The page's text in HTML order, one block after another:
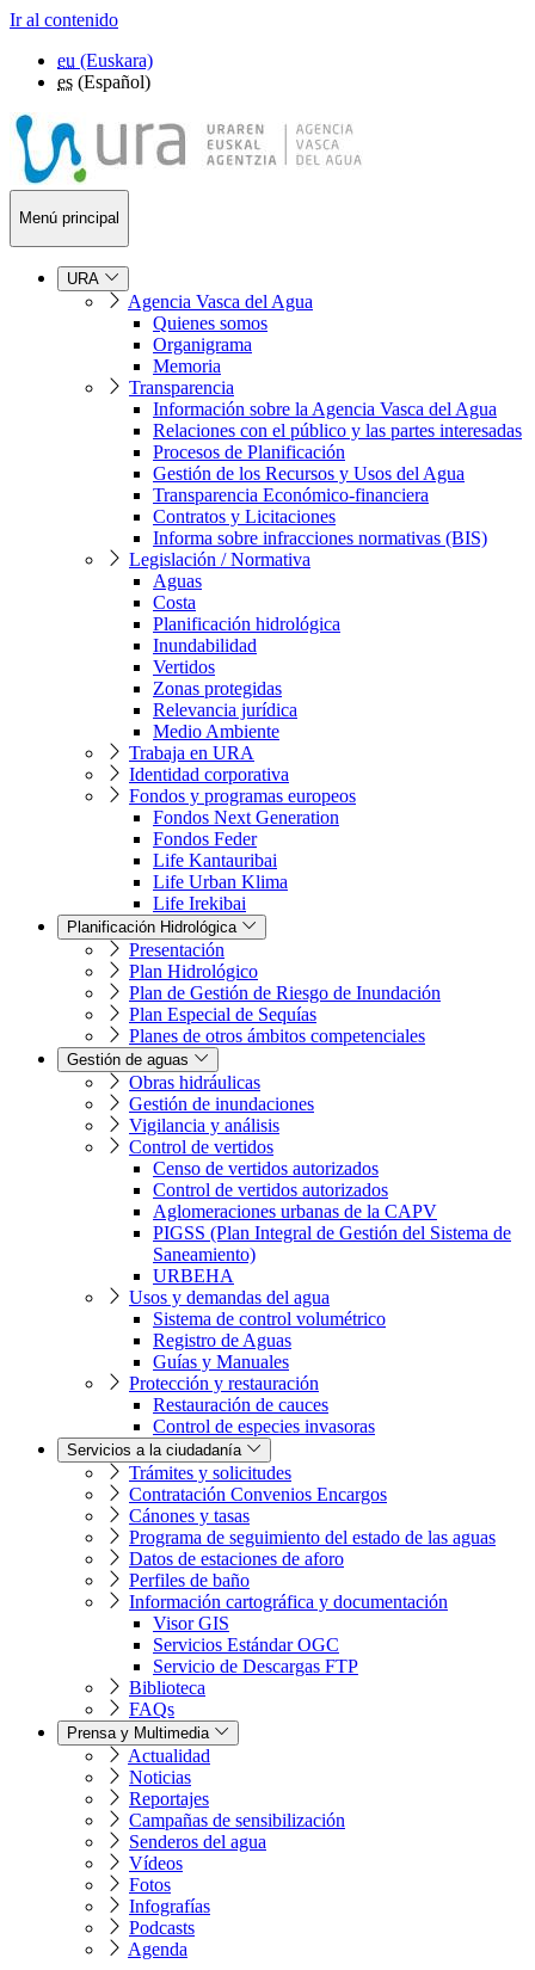
Ir al contenido
eu (Euskara)
es (Español)
Menú principal
URA
Agencia Vasca del Agua
Quienes somos
Organigrama
Memoria
Transparencia
Información sobre la Agencia Vasca del Agua
Relaciones con el público y las partes interesadas
Procesos de Planificación
Gestión de los Recursos y Usos del Agua
Transparencia Económico-financiera
Contratos y Licitaciones
Informa sobre infracciones normativas (BIS)
Legislación / Normativa
Aguas
Costa
Planificación hidrológica
Inundabilidad
Vertidos
Zonas protegidas
Relevancia jurídica
Medio Ambiente
Trabaja en URA
Identidad corporativa
Fondos y programas europeos
Fondos Next Generation
Fondos Feder
Life Kantauribai
Life Urban Klima
Life Irekibai
Planificación Hidrológica
Presentación
Plan Hidrológico
Plan de Gestión de Riesgo de Inundación
Plan Especial de Sequías
Planes de otros ámbitos competenciales
Gestión de aguas
Obras hidráulicas
Gestión de inundaciones
Vigilancia y análisis
Control de vertidos
Censo de vertidos autorizados
Control de vertidos autorizados
Aglomeraciones urbanas de la CAPV
PIGSS (Plan Integral de Gestión del Sistema de
Saneamiento)
URBEHA
Usos y demandas del agua
Sistema de control volumétrico
Registro de Aguas
Guías y Manuales
Protección y restauración
Restauración de cauces
Control de especies invasoras
Servicios a la ciudadanía
Trámites y solicitudes
Contratación Convenios Encargos
Cánones y tasas
Programa de seguimiento del estado de las aguas
Datos de estaciones de aforo
Perfiles de baño
Información cartográfica y documentación
Visor GIS
Servicios Estándar OGC
Servicio de Descargas FTP
Biblioteca
FAQs
Prensa y Multimedia
Actualidad
Noticias
Reportajes
Campañas de sensibilización
Senderos del agua
Vídeos
Fotos
Infografías
Podcasts
Agenda